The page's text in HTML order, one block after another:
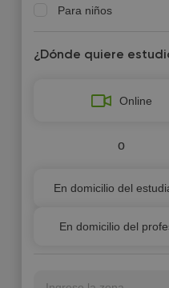
Para niños
¿Dónde quiere
Online
o
En domicilio del
En domicilio del